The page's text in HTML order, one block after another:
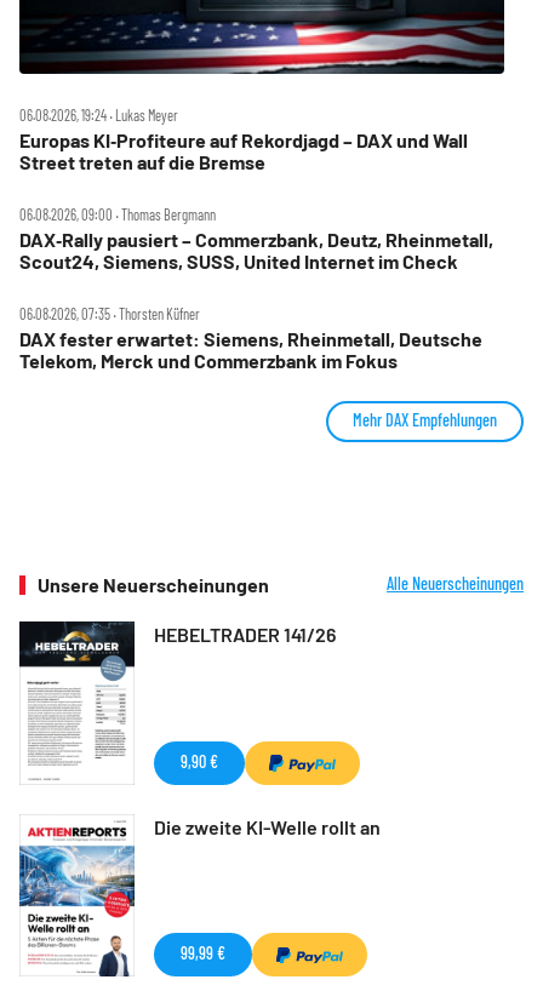
06.08.2026, 19:24 ‧ Lukas Meyer
Europas KI‑Profiteure auf Rekordjagd – DAX und Wall
Street treten auf die Bremse
06.08.2026, 09:00 ‧ Thomas Bergmann
DAX‑Rally pausiert – Commerzbank, Deutz, Rheinmetall,
Scout24, Siemens, SUSS, United Internet im Check
06.08.2026, 07:35 ‧ Thorsten Küfner
DAX fester erwartet: Siemens, Rheinmetall, Deutsche
Telekom, Merck und Commerzbank im Fokus
Mehr DAX Empfehlungen
Unsere Neuerscheinungen Alle Neuerscheinungen
HEBELTRADER 141/26
9,90 €
Die zweite KI-Welle rollt an
99,99 €